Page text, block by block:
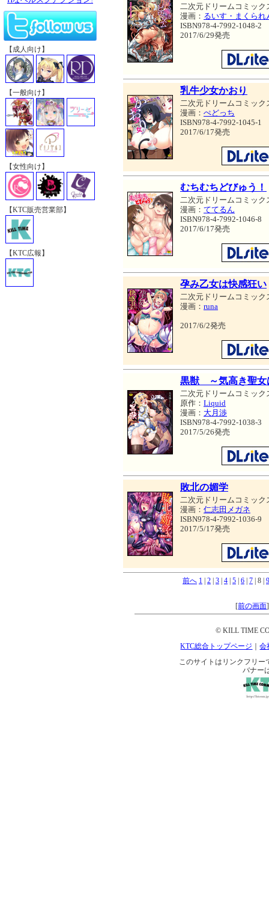
【成人向け】
【一般向け】
【女性向け】
【KTC販売営業部】
【KTC広報】
二次元ドリームコミック
漫画： るいす・まくられ
ISBN978-4-7992-1048-2
2017/6/29発売
乳牛少女かおり
二次元ドリームコミック
漫画： ぺどっち
ISBN978-4-7992-1045-1
2017/6/17発売
むちむちどびゅう！
二次元ドリームコミック
漫画： ててるん
ISBN978-4-7992-1046-8
2017/6/17発売
孕み乙女は快感狂い
二次元ドリームコミック
漫画： runa
2017/6/2発売
黒獣 ～気高き聖
二次元ドリームコミック
原作： Liquid
漫画： 大月渉
ISBN978-4-7992-1038-3
2017/5/26発売
敗北の媚学
二次元ドリームコミック
漫画： 仁志田メガネ
ISBN978-4-7992-1036-9
2017/5/17発売
前へ 1 2 3 4 5 6 7 | 8 | 9
[前の画面
© KILL TIME
KTC総合トップページ
｜会
このサイトはリンクフリー
バナー